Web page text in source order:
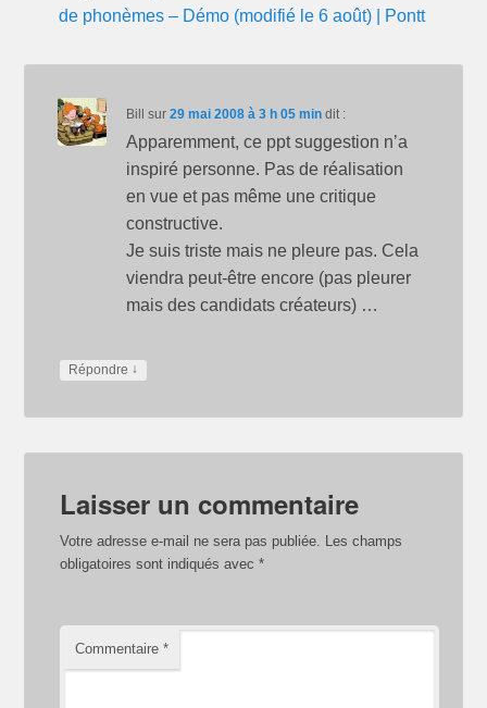
de phonèmes – Démo (modifié le 6 août) | Pontt
Bill sur29 mai 2008 à 3 h 05 min dit :
Apparemment, ce ppt suggestion n’a
inspiré personne. Pas de réalisation
en vue et pas même une critique
constructive.
Je suis triste mais ne pleure pas. Cela
viendra peut-être encore (pas pleurer
mais des candidats créateurs) …
Répondre ↓
Laisser un commentaire
Votre adresse e-mail ne sera pas publiée. Les champs
obligatoires sont indiqués avec*
Commentaire*